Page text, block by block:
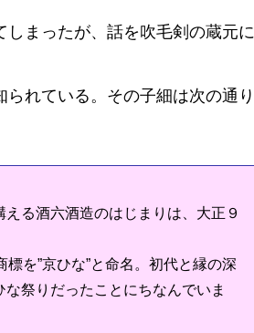
まったが、話を吹毛剣の蔵元に
れている。その子細は次の通り
る酒六酒造のはじまりは、大正９
を”京ひな”と命名。初代と縁の深
祭りだったことにちなんでいま